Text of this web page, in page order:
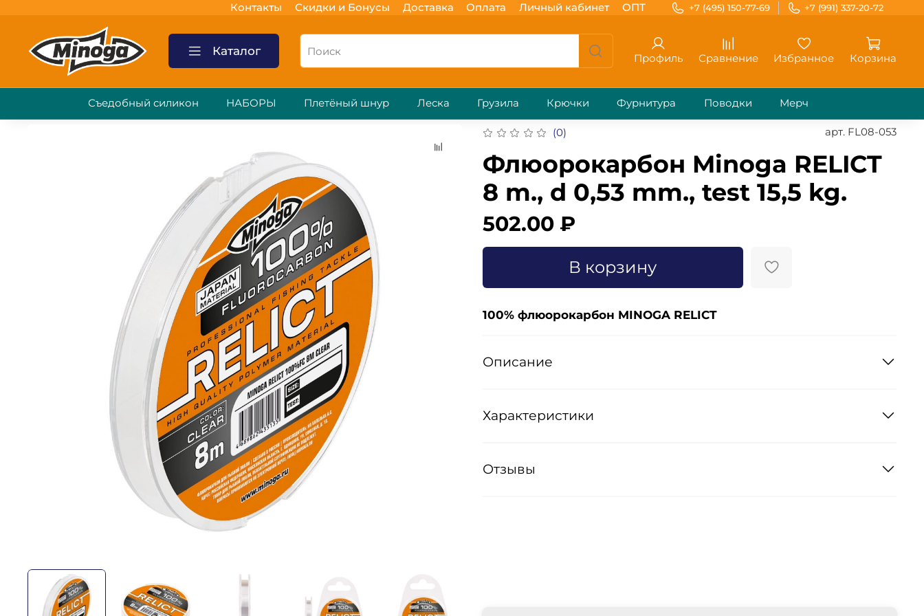
Контакты Скидки и Бонусы Доставка Оплата Личный кабинет ОПТ +7 (495) 150-77-69 +7 (991) 337-20-72
Каталог
Профиль Сравнение Избранное Корзина
Съедобный силикон НАБОРЫ Плетёный шнур Леска Грузила Крючки Фурнитура Поводки Мерч
(0) арт. FL08-053
Флюорокарбон Minoga RELICT
8 m., d 0,53 mm., test 15,5 kg.
502.00 ₽
В корзину
100% флюорокарбон MINOGA RELICT
Описание
Характеристики
Отзывы